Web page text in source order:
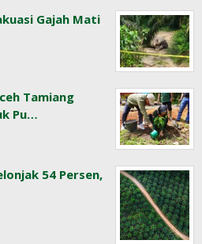
Gajah Mati
Tamiang
Pu…
54 Persen,